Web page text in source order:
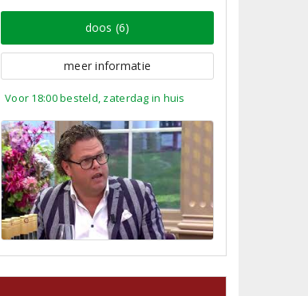
doos (6)
meer informatie
Voor 18:00 besteld, zaterdag in huis